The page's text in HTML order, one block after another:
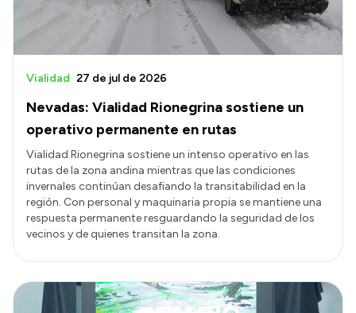
Nevadas: Vialidad Rionegrina sostiene un
operativo permanente en rutas
Vialidad 27 de jul de 2026
Vialidad Rionegrina sostiene un intenso operativo en las
rutas de la zona andina mientras que las condiciones
invernales continúan desafiando la transitabilidad en la
región. Con personal y maquinaria propia se mantiene una
respuesta permanente resguardando la seguridad de los
vecinos y de quienes transitan la zona.